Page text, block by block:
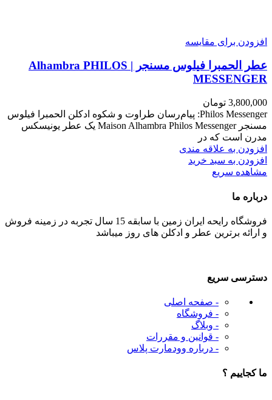
افزودن برای مقایسه
عطر الحمبرا فیلوس مسنجر | Alhambra PHILOS
MESSENGER
3,800,000 تومان
Philos Messenger: پیام‌رسان طراوت و شکوه ادکلن الحمبرا فیلوس
مسنجر Maison Alhambra Philos Messenger یک عطر یونیسکس
مدرن است که در
افزودن به علاقه مندی
افزودن به سبد خرید
مشاهده سریع
درباره ما
فروشگاه رایحه ایران زمین با سابقه 15 سال تجربه در زمینه فروش
و ارائه برترین عطر و ادکلن های روز میباشد
دسترسی سریع
- صفحه اصلی
- فروشگاه
- وبلاگ
- قوانین و مقررات
- درباره وودمارت پلاس
ما کجاییم ؟